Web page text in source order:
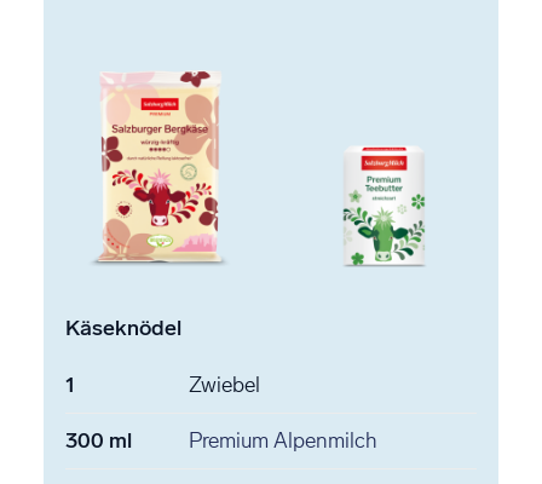
Käseknödel
1 Zwiebel
300 ml Premium Alpenmilch